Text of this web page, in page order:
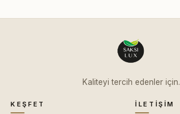
Kaliteyi tercih edenler için.
KEŞFET İLETIŞIM